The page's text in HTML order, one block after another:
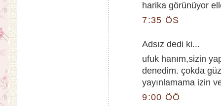
harika görünüyor
7:35 ÖS
Adsız dedi ki...
ufuk hanım,sizin
denedim. çokda
yayınlamama izin
9:00 ÖÖ